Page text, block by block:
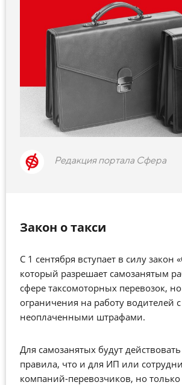
Редакция портала Сфера
Закон о такси
С 1 сентября вступает в силу закон
который разрешает самозанятым
сфере таксомоторных перевозок,
ограничения на работу водителей
неоплаченными штрафами.
Для самозанятых будут
правила, что и для ИП или
компаний-перевозчиков, но